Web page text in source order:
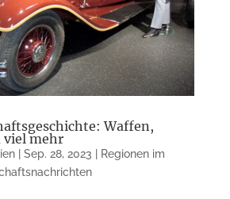
Waffen,
viel mehr
| Sep. 28, 2023
Regionen im